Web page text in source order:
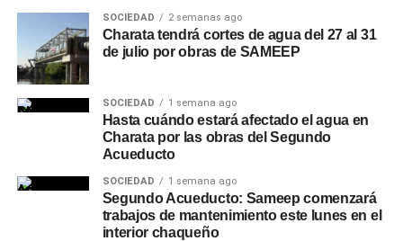
SOCIEDAD 2 semanas ago
Charata tendrá cortes de agua del 27 al 31
de julio por obras de SAMEEP
SOCIEDAD 1 semana ago
Hasta cuándo estará afectado el agua en
Charata por las obras del Segundo
Acueducto
SOCIEDAD 1 semana ago
Segundo Acueducto: Sameep comenzará
trabajos de mantenimiento este lunes en el
interior chaqueño